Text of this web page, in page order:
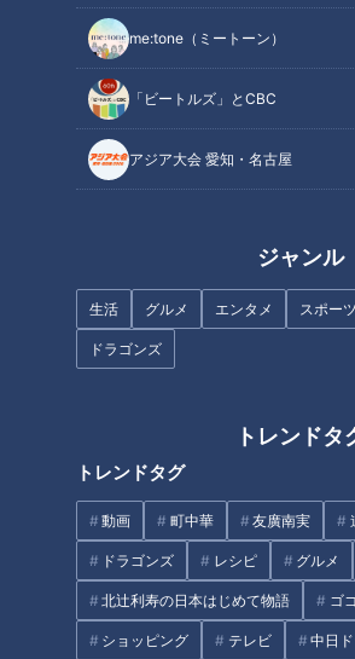
me:tone（ミートーン）
「ビートルズ」とCBC
アジア大会 愛知・名古屋
ジャンル
生活 グルメ エンタメ スポーツ
ドラゴンズ
トレンドタ
トレンドタグ
動画 町中華 友廣南実
ドラゴンズ レシピ グルメ
北辻利寿の日本はじめて物語 ゴ
ショッピング テレビ 中日
鱗癬の賀久くんを知る・学ぶ…
定期配信型ドキュメンタリー特
別編「ピエロと呼ばれた息子」
だ”とい
止めは
タリー「
「ちょいトピ」がオススメ！
化師様魚
【前例のない手術】難病・道化
師様魚鱗癬と闘う大学生に聞
く、手術の理由とその後…配信
型ドキュメンタリー「ピエロと
呼ばれた息子」第114話
メンタリ
息子」第
ドキュメンタリー WEB限定